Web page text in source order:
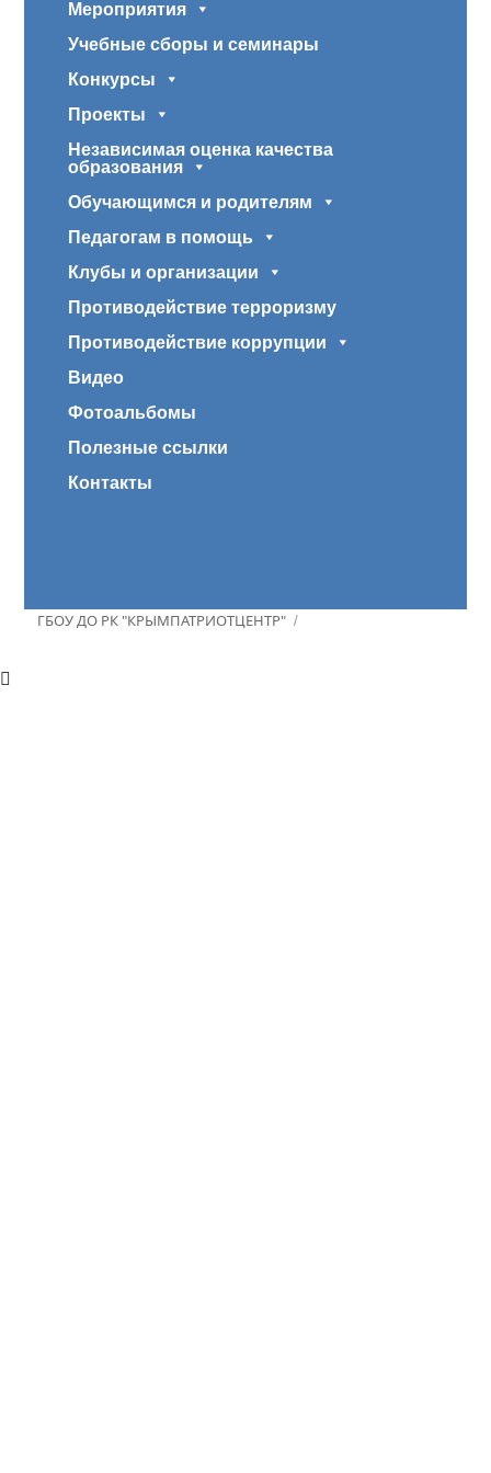
Мероприятия
Учебные сборы и семинары
Конкурсы
Проекты
Независимая оценка качества
образования
Обучающимся и родителям
Педагогам в помощь
Клубы и организации
Противодействие терроризму
Противодействие коррупции
Видео
Фотоальбомы
Полезные ссылки
Контакты
ГБОУ ДО РК "КРЫМПАТРИОТЦЕНТР"